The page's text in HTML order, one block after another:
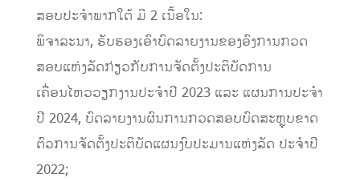
ສອບປະຈໍາພາກໃຕ້ ມີ 2 ເນື້ອໃນ:
ພິຈາລະນາ, ຮັບຮອງເອົາບົດລາຍງານຂອງອົງການກວດ
ສອບແຫ່ງລັດກ່ຽວກັບການຈັດຕັ້ງປະຕິບັດການ
ເຄື່ອນໄຫວວຽກງານປະຈໍາປີ 2023 ແລະ ແຜນການປະຈໍາ
ປີ 2024, ບົດລາຍງານຜົນການກວດສອບບົດສະຫຼຸບຂາດ
ຕົວການຈັດຕັ້ງປະຕິບັດແຜນງົບປະມານແຫ່ງລັດ ປະຈໍາປີ
2022;